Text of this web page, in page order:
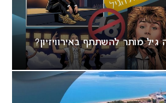
מותר להשתתף באירוויזיון?